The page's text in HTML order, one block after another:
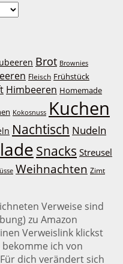
Brot Brownies
Fleisch Frühstück
Himbeeren Homemade
Kokosnuss Kuchen
Nachtisch Nudeln
Snacks Streusel
Weihnachten Zimt
Verweise sind
zu Amazon
Verweislink klickst
ich von
dich verändert sich